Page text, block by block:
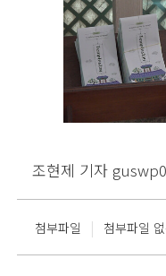
조현제 기자
첨부파일 | 첨부파일